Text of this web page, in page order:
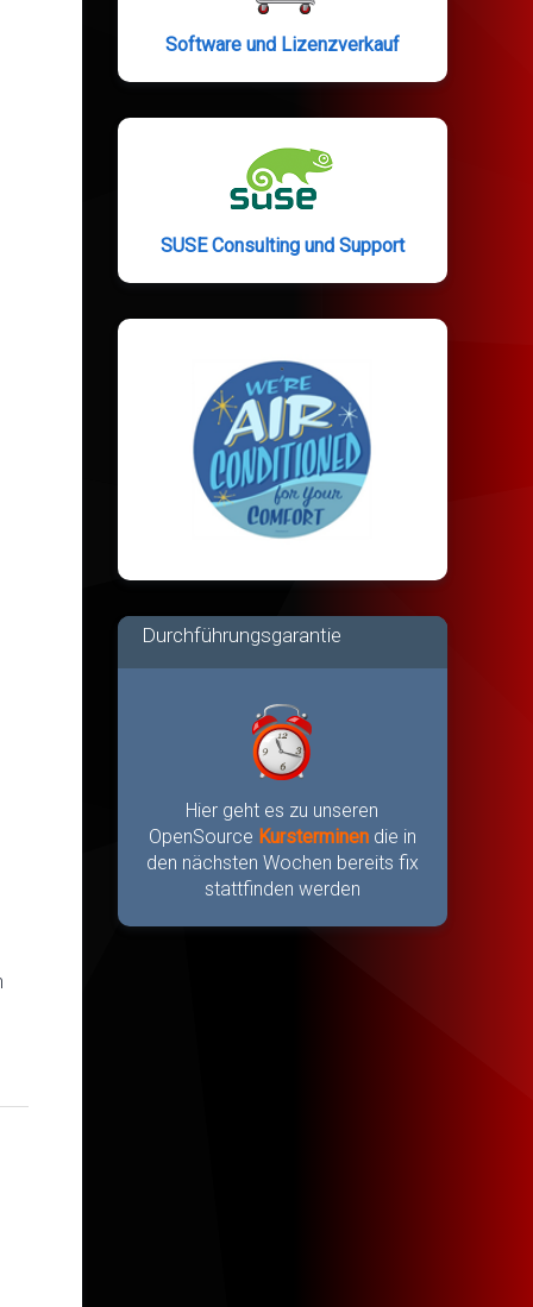
Software und Lizenzverkauf
SUSE Consulting und Support
Durchführungsgarantie
Hier geht es zu unseren
OpenSource Kursterminen die in
den nächsten Wochen bereits fix
stattfinden werden